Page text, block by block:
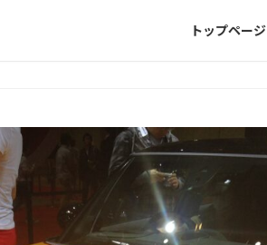
トップページ